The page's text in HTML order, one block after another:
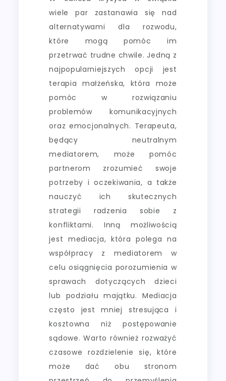
wiele par zastanawia się nad
alternatywami dla rozwodu,
które mogą pomóc im
przetrwać trudne chwile. Jedną z
najpopularniejszych opcji jest
terapia małżeńska, która może
pomóc w rozwiązaniu
problemów komunikacyjnych
oraz emocjonalnych. Terapeuta,
będący neutralnym
mediatorem, może pomóc
partnerom zrozumieć swoje
potrzeby i oczekiwania, a także
nauczyć ich skutecznych
strategii radzenia sobie z
konfliktami. Inną możliwością
jest mediacja, która polega na
współpracy z mediatorem w
celu osiągnięcia porozumienia w
sprawach dotyczących dzieci
lub podziału majątku. Mediacja
często jest mniej stresująca i
kosztowna niż postępowanie
sądowe. Warto również rozważyć
czasowe rozdzielenie się, które
może dać obu stronom